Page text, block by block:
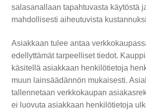
salasanallaan tapahtuvasta käytöstä
mahdollisesti aiheutuvista
Asiakkaan tulee antaa
edellyttämät tarpeelliset tiedot.
käsitellä asiakkaan henkilötietoja
muun lainsäädännön mukaisesti.
tallennetaan verkkokaupan
ei luovuta asiakkaan henkilötietoja